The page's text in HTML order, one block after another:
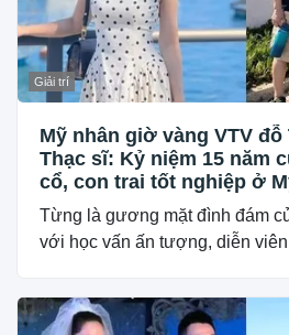
Giải trí
Mỹ nhân giờ vàng VTV
Thạc sĩ: Kỷ niệm 15 năm
cổ, con trai tốt nghiệp ở
Từng là gương mặt đình đám
với học vấn ấn tượng, diễn